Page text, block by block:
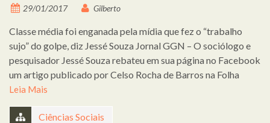
29/01/2017 Gilberto
Classe média foi enganada pela mídia que fez o “trabalho
sujo” do golpe, diz Jessé Souza Jornal GGN – O sociólogo e
pesquisador Jessé Souza rebateu em sua página no Facebook
um artigo publicado por Celso Rocha de Barros na Folha
Leia Mais
Ciências Sociais